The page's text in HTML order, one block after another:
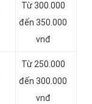
Từ 300.000
đến 350.000
vnđ
Từ 250.000
đến 300.000
vnđ